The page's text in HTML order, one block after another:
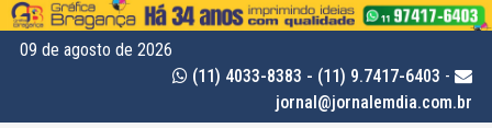
09 de agosto de 2026
(11) 4033-8383 - (11) 9.7417-6403 -
jornal@jornalemdia.com.br